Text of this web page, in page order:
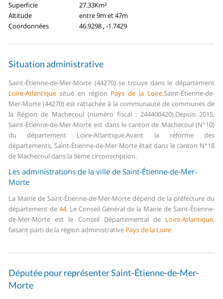
Superficie
27.33Km²
Altitude
entre 9m et 47m
Coordonnées
46.9298 , -1.7429
Situation administrative
Saint-Étienne-de-Mer-Morte (44270) se trouve dans le département
Loire-Atlantique situé en région Pays de la Loire.Saint-Étienne-de-
Mer-Morte (44270) est rattachée à la communauté de communes de
la Région de Machecoul (numéro fiscal : 244400420).Depuis 2015,
Saint-Étienne-de-Mer-Morte est dans le canton de Machecoul (N°10)
du département Loire-Atlantique.Avant la réforme des
départements, Saint-Étienne-de-Mer-Morte était dans le canton N°18
de Machecoul dans la 9ème circonscription.
Les administrations de la ville de Saint-Étienne-de-Mer-
Morte
La Mairie de Saint-Étienne-de-Mer-Morte dépend de la préfecture du
département de44. Le Conseil Général de la Mairie de Saint-Étienne-
de-Mer-Morte est le Conseil Départemental de Loire-Atlantique,
faisant parti de la région administrative Pays de la Loire
Députée pour représenter Saint-Étienne-de-Mer-
Morte